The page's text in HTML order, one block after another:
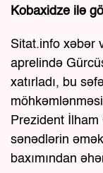
Kobaxidze ilə
Sitat.info xəbər
aprelində
xatırladı, bu
Prezident
sənədlərin
baxımından